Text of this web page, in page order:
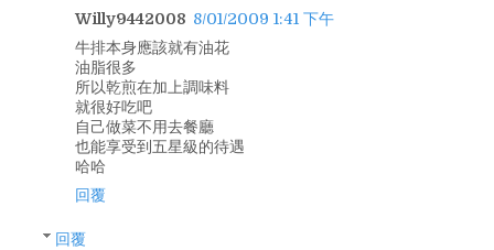
Willy9442008 8/01/2009 1:41 下午
牛排本身應該就有油花
油脂很多
所以乾煎在加上調味料
就很好吃吧
自己做菜不用去餐廳
也能享受到五星級的待遇
哈哈
回覆
回覆